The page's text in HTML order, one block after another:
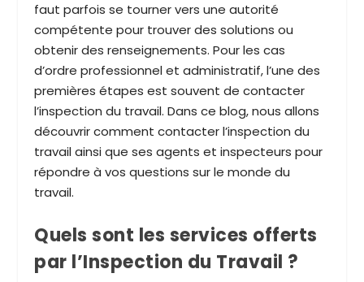
faut parfois se tourner vers une autorité
compétente pour trouver des solutions ou
obtenir des renseignements. Pour les cas
d’ordre professionnel et administratif, l’une des
premières étapes est souvent de contacter
l’inspection du travail. Dans ce blog, nous allons
découvrir comment contacter l’inspection du
travail ainsi que ses agents et inspecteurs pour
répondre à vos questions sur le monde du
travail.
Quels sont les services offerts
par l’Inspection du Travail ?